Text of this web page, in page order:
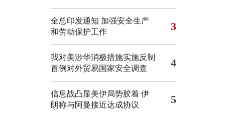
全总印发通知 加强安全生产
和劳动保护工作
3
我对美涉华消极措施实施反制
首例对外贸易国家安全调查
4
信息战凸显美伊局势胶着 伊
朗称与阿曼接近达成协议
5